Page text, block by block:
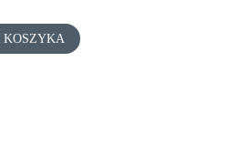
KOSZYKA